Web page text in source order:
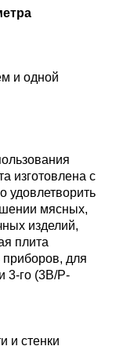
и одной
изготовлена с
удовлетворить
мясных,
изделий,
плита
приборов, для
3-го (3B/P-
и стенки